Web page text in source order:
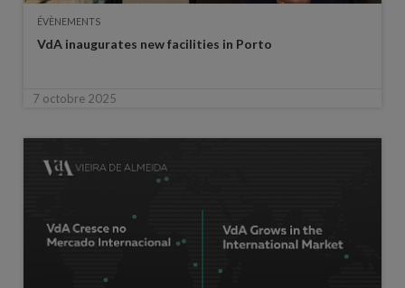
ÉVÈNEMENTS
VdA inaugurates new facilities in Porto
7 octobre 2025